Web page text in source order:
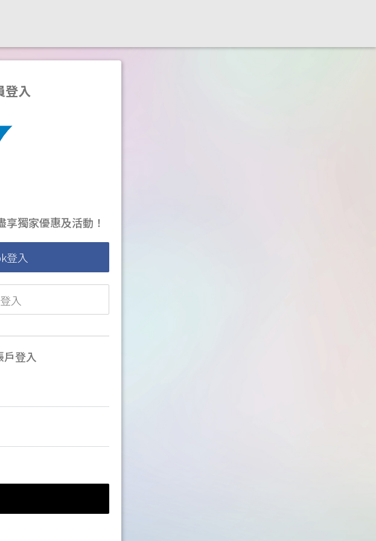
登入
獨家優惠及活動！
登入
入
登入